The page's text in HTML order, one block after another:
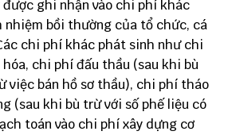
ghi nhận vào chi phí khác
nhiệm bồi thường của tổ chức, cá
chi phí khác phát sinh như chi
chi phí đấu thầu (sau khi bù
việc bán hồ sơ thầu), chi phí tháo
(sau khi bù trừ với số phế liệu có
toán vào chi phí xây dựng cơ